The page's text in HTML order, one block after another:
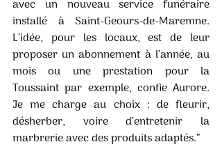
avec un nouveau service funéraire
installé à Saint-Geours-de-Maremne.
L’idée, pour les locaux, est de leur
proposer un abonnement à l’année, au
mois ou une prestation pour la
Toussaint par exemple, confie Aurore.
Je me charge au choix : de fleurir,
désherber, voire d’entretenir la
marbrerie avec des produits adaptés.”